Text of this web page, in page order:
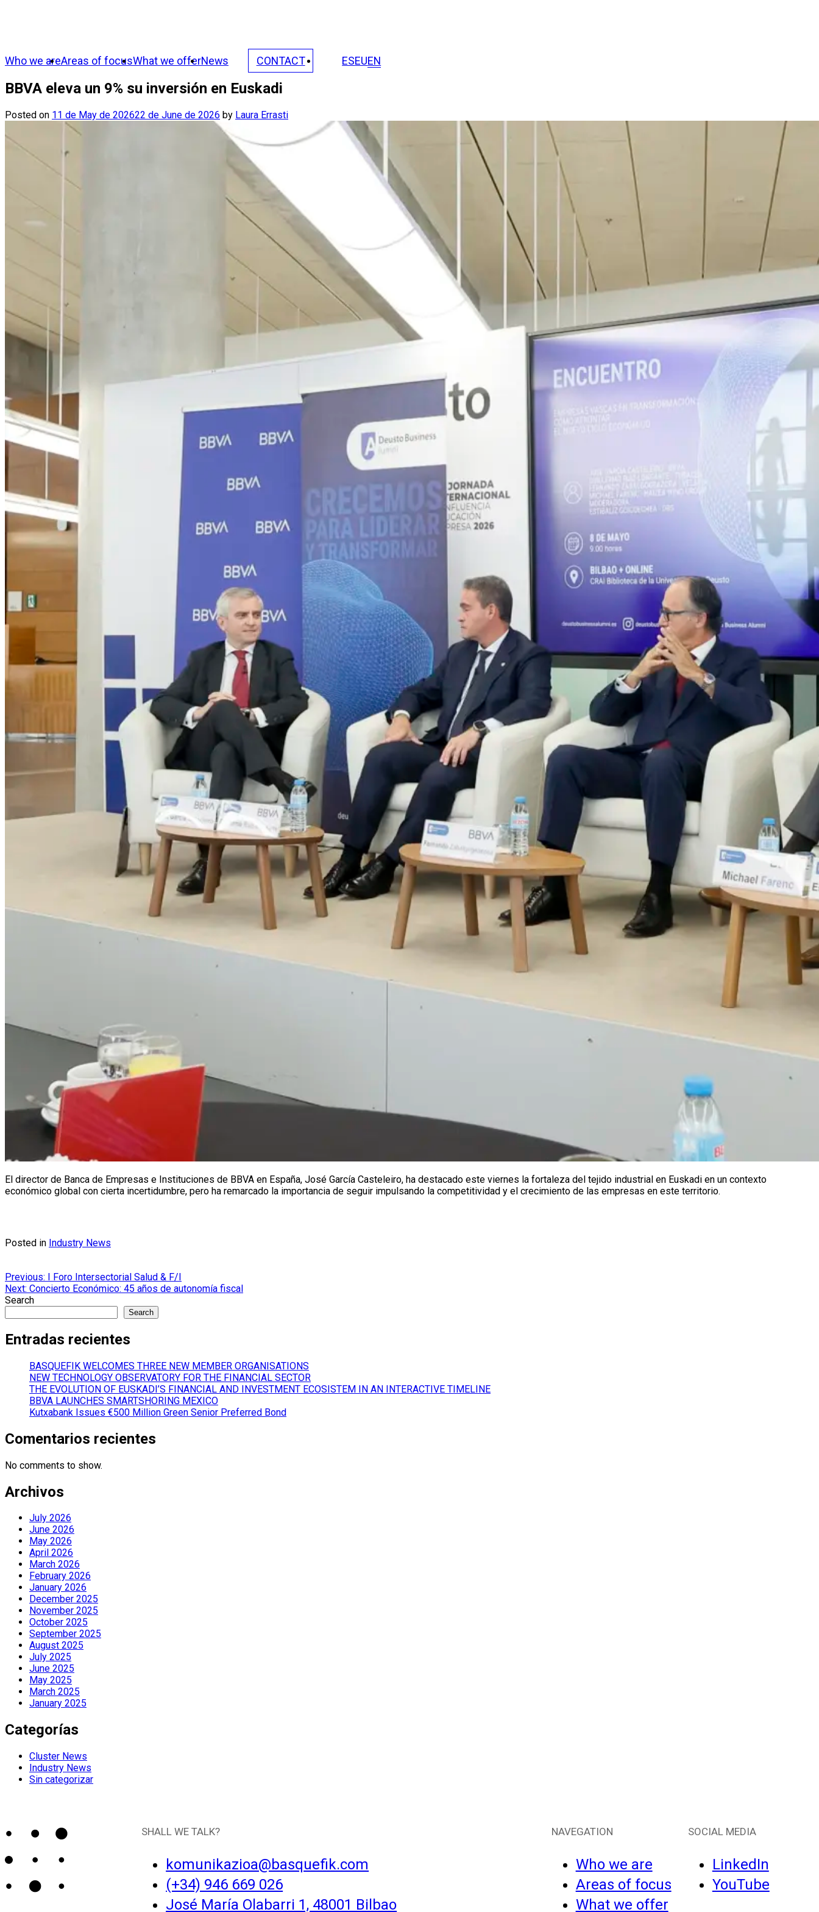
Who we areAreas of focusWhat we offerNews CONTACT ESEUEN
BBVA eleva un 9% su inversión en Euskadi
Posted on 11 de May de 202622 de June de 2026 by Laura Errasti
El director de Banca de Empresas e Instituciones de BBVA en España, José García Casteleiro, ha destacado este viernes la fortaleza del tejido industrial en Euskadi en un contexto
económico global con cierta incertidumbre, pero ha remarcado la importancia de seguir impulsando la competitividad y el crecimiento de las empresas en este territorio.
Posted in Industry News
Post
navigation
Previous: I Foro Intersectorial Salud & F/I
Next: Concierto Económico: 45 años de autonomía fiscal
Search
Search
Entradas recientes
BASQUEFIK WELCOMES THREE NEW MEMBER ORGANISATIONS
NEW TECHNOLOGY OBSERVATORY FOR THE FINANCIAL SECTOR
THE EVOLUTION OF EUSKADI’S FINANCIAL AND INVESTMENT ECOSISTEM IN AN INTERACTIVE TIMELINE
BBVA LAUNCHES SMARTSHORING MEXICO
Kutxabank Issues €500 Million Green Senior Preferred Bond
Comentarios recientes
No comments to show.
Archivos
July 2026
June 2026
May 2026
April 2026
March 2026
February 2026
January 2026
December 2025
November 2025
October 2025
September 2025
August 2025
July 2025
June 2025
May 2025
March 2025
January 2025
Categorías
Cluster News
Industry News
Sin categorizar
SHALL WE TALK?
komunikazioa@basquefik.com
(+34) 946 669 026
José María Olabarri 1, 48001 Bilbao
NAVEGATION
Who we are
Areas of focus
What we offer
SOCIAL MEDIA
LinkedIn
YouTube